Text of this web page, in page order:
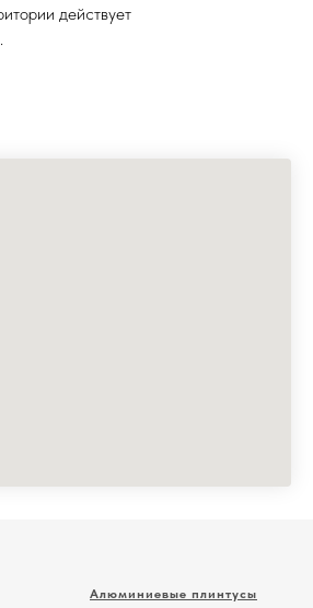
действует
Алюминиевые плинтусы